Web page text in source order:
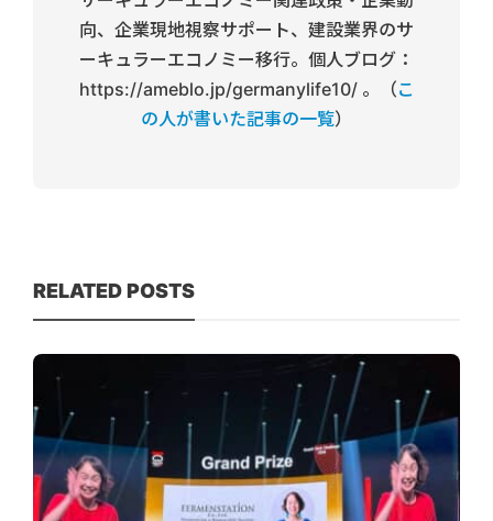
向、企業現地視察サポート、建設業界のサ
ーキュラーエコノミー移行。個人ブログ：
https://ameblo.jp/germanylife10/ 。（こ
の人が書いた記事の一覧）
RELATED POSTS